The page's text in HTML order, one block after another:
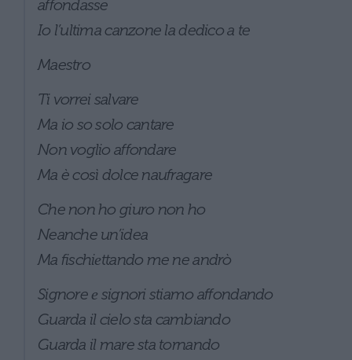
affondasse
Io l’ultima canzone la dedico a te
Maestro
Ti vorrei salvare
Ma io so solo cantare
Non voglio affondare
Ma è così dolce naufragare
Che non ho giuro non ho
Neanche un’idea
Ma fischiеttando me ne andrò
Signore е signori stiamo affondando
Guarda il cielo sta cambiando
Guarda il mare sta tornando